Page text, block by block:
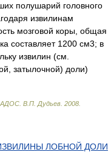
полушарий головного
извилинам
мозговой коры, общая
составляет 1200 см3; в
извилин (см.
затылочной) доли)
В.П. Дудьев 2008
ЛОБНОЙ ДОЛИ